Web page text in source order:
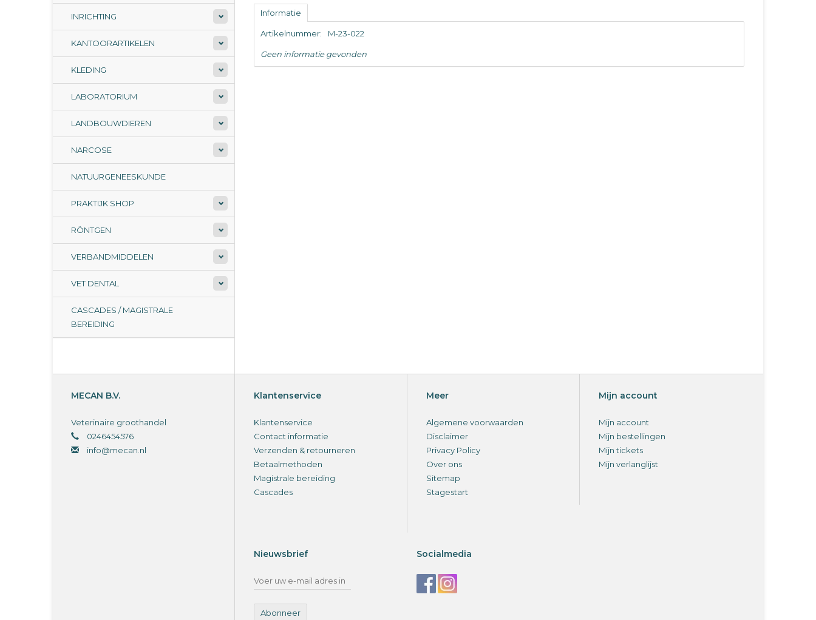
INRICHTING
KANTOORARTIKELEN
KLEDING
LABORATORIUM
LANDBOUWDIEREN
NARCOSE
NATUURGENEESKUNDE
PRAKTIJK SHOP
RÖNTGEN
VERBANDMIDDELEN
VET DENTAL
CASCADES / MAGISTRALE
BEREIDING
Informatie
Artikelnummer: M-23-022
Geen informatie gevonden
MECAN B.V.
Veterinaire groothandel
0246454576
info@mecan.nl
Klantenservice
Klantenservice
Contact informatie
Verzenden & retourneren
Betaalmethoden
Magistrale bereiding
Cascades
Meer
Algemene voorwaarden
Disclaimer
Privacy Policy
Over ons
Sitemap
Stagestart
Mijn account
Mijn account
Mijn bestellingen
Mijn tickets
Mijn verlanglijst
Nieuwsbrief
Abonneer
Socialmedia